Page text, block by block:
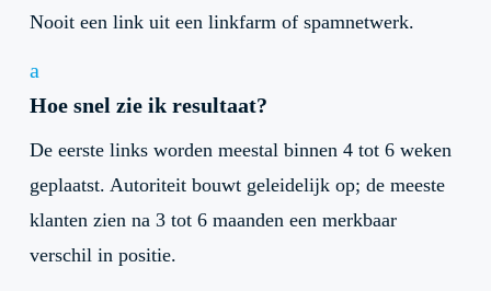
Nooit een link uit een linkfarm of spamnetwerk.
a
Hoe snel zie ik resultaat?
De eerste links worden meestal binnen 4 tot 6 weken
geplaatst. Autoriteit bouwt geleidelijk op; de meeste
klanten zien na 3 tot 6 maanden een merkbaar
verschil in positie.